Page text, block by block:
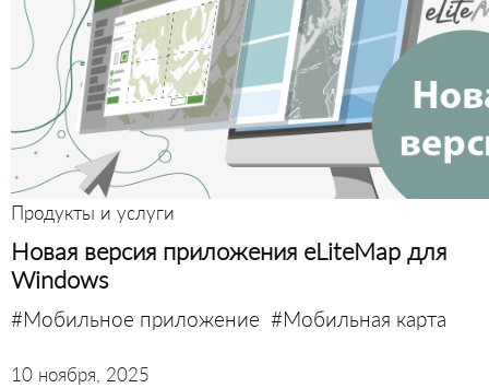
Продукты и услуги
Новая версия приложения eLiteMap для
Windows
#Мобильное приложение #Мобильная карта
10 ноября, 2025